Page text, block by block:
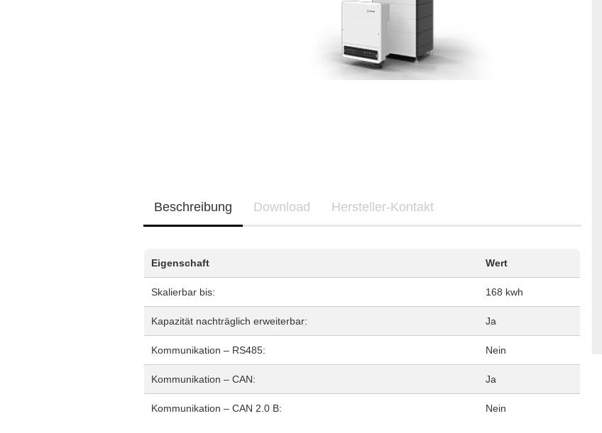
Beschreibung Download Hersteller-Kontakt
Eigenschaft Wert
Skalierbar bis: 168 kwh
Kapazität nachträglich erweiterbar: Ja
Kommunikation – RS485: Nein
Kommunikation – CAN: Ja
Kommunikation – CAN 2.0 B: Nein